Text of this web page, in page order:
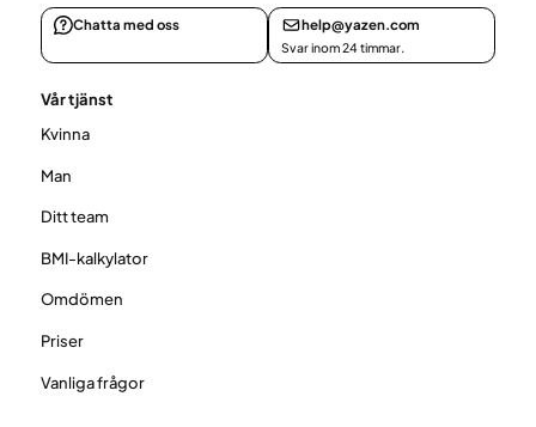
Chatta med oss help@yazen.com
Svar inom 24 timmar.
Vår tjänst
Kvinna
Man
Ditt team
BMI-kalkylator
Omdömen
Priser
Vanliga frågor